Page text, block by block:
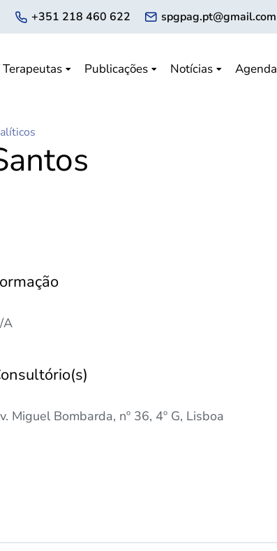
+351 218 460 622 spgpag.pt@gmail.com
Publicações Notícias Agenda
A
Miguel Bombarda, nº 36, 4º G, Lisboa